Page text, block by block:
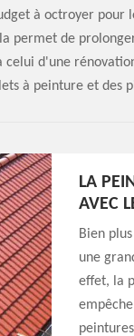
à octroyer pour
permet de
celui d'une
à peinture et des
LA
AVEC
Bien
une
effet, la